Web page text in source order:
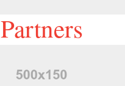
Partners